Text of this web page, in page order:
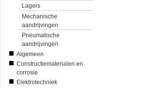
Lagers
Mechanische
aandrijvingen
Pneumatische
aandrijvingen
Algemeen
Constructiematerialen en
corrosie
Elektrotechniek